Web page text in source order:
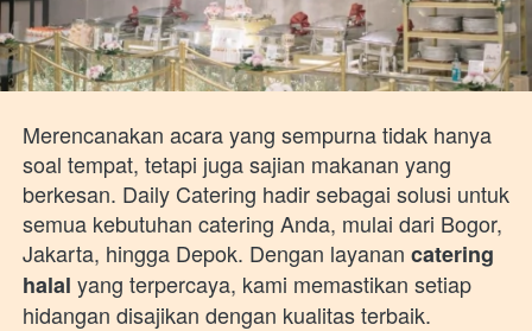
Merencanakan acara yang sempurna tidak hanya
soal tempat, tetapi juga sajian makanan yang
berkesan. Daily Catering hadir sebagai solusi untuk
semua kebutuhan catering Anda, mulai dari Bogor,
Jakarta, hingga Depok. Dengan layanan catering
halal yang terpercaya, kami memastikan setiap
hidangan disajikan dengan kualitas terbaik.